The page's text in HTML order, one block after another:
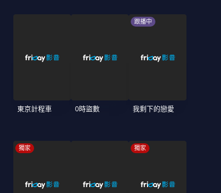
東京計程車 0時盜數
跟播中
我剩下的戀愛
獨家 獨家